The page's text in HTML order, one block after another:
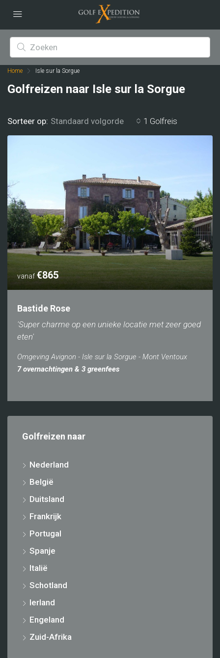
Home Isle sur la Sorgue
Golfreizen naar Isle sur la Sorgue
1 Golfreis
Sorteer op: Standaard volgorde
vanaf €865
Bastide Rose
'Super charme op een unieke locatie met zeer goed
eten'
Omgeving Avignon - Isle sur la Sorgue - Mont Ventoux
7 overnachtingen & 3 greenfees
Golfreizen naar
Nederland
België
Duitsland
Frankrijk
Portugal
Spanje
Italië
Schotland
Ierland
Engeland
Zuid-Afrika